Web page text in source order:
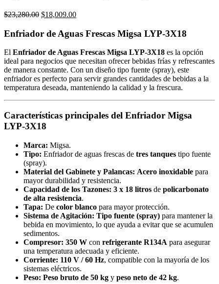
$23,280.00 Original
was:
$23,280.00.
$18,009.00Current
is:
Enfriador de Aguas Frescas Migsa LYP-3X18
El Enfriador de Aguas Frescas Migsa LYP-3X18 es la opción
ideal para negocios que necesitan ofrecer bebidas frías y refrescantes
de manera constante. Con un diseño tipo fuente (spray), este
enfriador es perfecto para servir grandes cantidades de bebidas a la
temperatura deseada, manteniendo la calidad y la frescura.
Características principales del Enfriador Migsa
LYP-3X18
Marca: Migsa.
Tipo: Enfriador de aguas frescas de tres tanques tipo fuente
(spray).
Material del Gabinete y Palancas: Acero inoxidable para
mayor durabilidad y resistencia.
Capacidad de los Tazones: 3 x 18 litros de policarbonato
de alta resistencia.
Tapa: De color blanco para mayor protección.
Sistema de Agitación: Tipo fuente (spray) para mantener la
bebida en movimiento, lo que ayuda a evitar que se acumulen
sedimentos.
Compresor: 350 W con refrigerante R134A para asegurar
una temperatura adecuada y eficiente.
Corriente: 110 V / 60 Hz, compatible con la mayoría de los
sistemas eléctricos.
Peso: Peso bruto de 50 kg y peso neto de 42 kg.